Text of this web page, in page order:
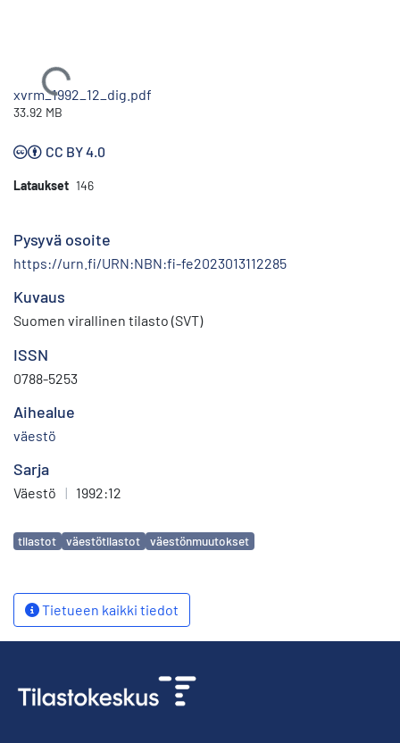
Ladataan...
xvrm_1992_12_dig.pdf
33.92 MB
CC BY 4.0
Lataukset 146
Pysyvä osoite
https://urn.fi/URN:NBN:fi-fe2023013112285
Kuvaus
Suomen virallinen tilasto (SVT)
ISSN
0788-5253
Aihealue
väestö
Sarja
Väestö | 1992:12
Avainsanat
tilastot väestötilastot väestönmuutokset
Tietueen kaikki tiedot